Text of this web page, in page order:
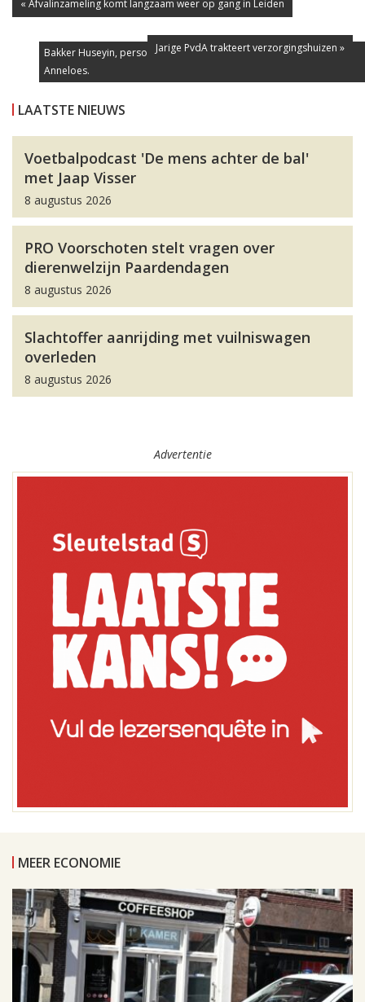
Bakker Huseyin, persoonlijk begeleider Jolanda en bedrijfsleidster
Anneloes.
« Afvalinzameling komt langzaam weer op gang in Leiden
Jarige PvdA trakteert verzorgingshuizen »
LAATSTE NIEUWS
Voetbalpodcast 'De mens achter de bal'
met Jaap Visser
8 augustus 2026
PRO Voorschoten stelt vragen over
dierenwelzijn Paardendagen
8 augustus 2026
Slachtoffer aanrijding met vuilniswagen
overleden
8 augustus 2026
Advertentie
MEER ECONOMIE